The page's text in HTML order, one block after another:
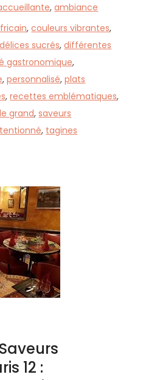
,ambiance
,couleurs vibrantes,
délices sucrés,différentes
gastronomique,
,personnalisé,plats
,recettes emblématiques,
grand,saveurs
, tagines
12 :